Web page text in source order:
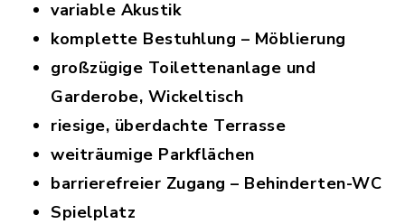
variable Akustik
komplette Bestuhlung – Möblierung
großzügige Toilettenanlage und
Garderobe, Wickeltisch
riesige, überdachte Terrasse
weiträumige Parkflächen
barrierefreier Zugang – Behinderten-WC
Spielplatz